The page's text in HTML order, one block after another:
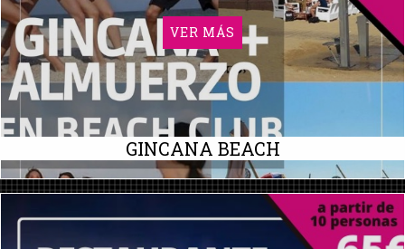
GINCANA BEACH
VER MÁS